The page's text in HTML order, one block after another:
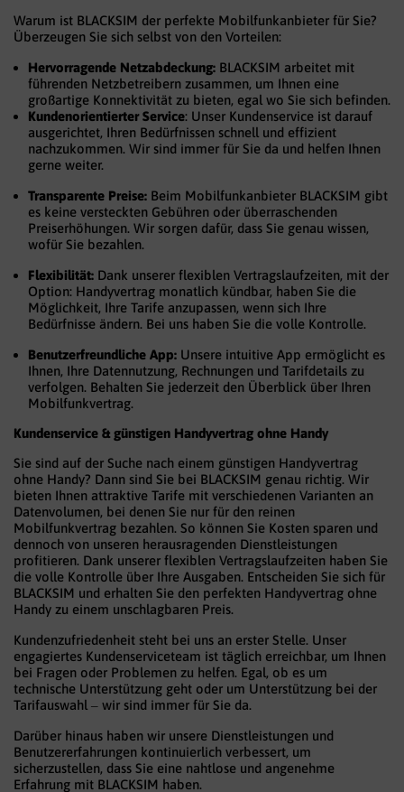
Warum ist BLACKSIM der perfekte Mobilfunkanbieter für Sie?
Überzeugen Sie sich selbst von den Vorteilen:
Hervorragende Netzabdeckung: BLACKSIM arbeitet mit
führenden Netzbetreibern zusammen, um Ihnen eine
großartige Konnektivität zu bieten, egal wo Sie sich befinden.
Kundenorientierter Service: Unser Kundenservice ist darauf
ausgerichtet, Ihren Bedürfnissen schnell und effizient
nachzukommen. Wir sind immer für Sie da und helfen Ihnen
gerne weiter.
Transparente Preise: Beim Mobilfunkanbieter BLACKSIM gibt
es keine versteckten Gebühren oder überraschenden
Preiserhöhungen. Wir sorgen dafür, dass Sie genau wissen,
wofür Sie bezahlen.
Flexibilität: Dank unserer flexiblen Vertragslaufzeiten, mit der
Option: Handyvertrag monatlich kündbar, haben Sie die
Möglichkeit, Ihre Tarife anzupassen, wenn sich Ihre
Bedürfnisse ändern. Bei uns haben Sie die volle Kontrolle.
Benutzerfreundliche App: Unsere intuitive App ermöglicht es
Ihnen, Ihre Datennutzung, Rechnungen und Tarifdetails zu
verfolgen. Behalten Sie jederzeit den Überblick über Ihren
Mobilfunkvertrag.
Kundenservice & günstigen Handyvertrag ohne Handy
Sie sind auf der Suche nach einem günstigen Handyvertrag
ohne Handy? Dann sind Sie bei BLACKSIM genau richtig. Wir
bieten Ihnen attraktive Tarife mit verschiedenen Varianten an
Datenvolumen, bei denen Sie nur für den reinen
Mobilfunkvertrag bezahlen. So können Sie Kosten sparen und
dennoch von unseren herausragenden Dienstleistungen
profitieren. Dank unserer flexiblen Vertragslaufzeiten haben Sie
die volle Kontrolle über Ihre Ausgaben. Entscheiden Sie sich für
BLACKSIM und erhalten Sie den perfekten Handyvertrag ohne
Handy zu einem unschlagbaren Preis.
Kundenzufriedenheit steht bei uns an erster Stelle. Unser
engagiertes Kundenserviceteam ist täglich erreichbar, um Ihnen
bei Fragen oder Problemen zu helfen. Egal, ob es um
technische Unterstützung geht oder um Unterstützung bei der
Tarifauswahl – wir sind immer für Sie da.
Darüber hinaus haben wir unsere Dienstleistungen und
Benutzererfahrungen kontinuierlich verbessert, um
sicherzustellen, dass Sie eine nahtlose und angenehme
Erfahrung mit BLACKSIM haben.